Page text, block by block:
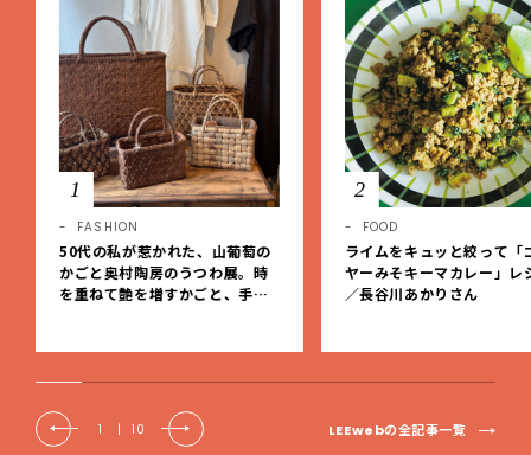
1
FASHION
50代の私が惹かれた、山葡萄の
かごと奥村陶房のうつわ展。時
を重ねて艶を増すかごと、手仕
2
FOOD
ライムをキュッと絞って「
ヤーみそキーマカレー」レ
／長谷川あかりさん
1 | 10 LEEwebの全記事一覧